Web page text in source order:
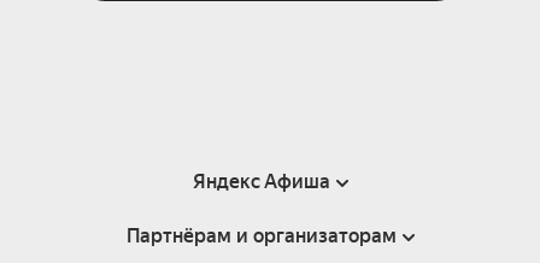
Яндекс Афиша
Справка
Партнёрам и организаторам